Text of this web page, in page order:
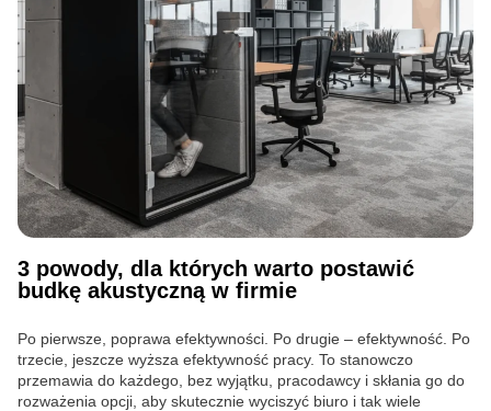
3 powody, dla których warto postawić
budkę akustyczną w firmie
Po pierwsze, poprawa efektywności. Po drugie – efektywność. Po
trzecie, jeszcze wyższa efektywność pracy. To stanowczo
przemawia do każdego, bez wyjątku, pracodawcy i skłania go do
rozważenia opcji, aby skutecznie wyciszyć biuro i tak wiele